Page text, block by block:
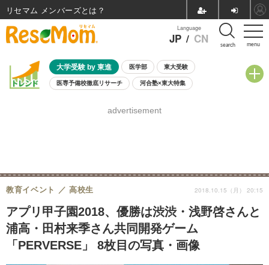
menu
Language
JP / CN search
大学受験 by 東進 医学部 東大受験
医専予備校徹底リサーチ 河合塾×東大特集
8月開催学校説明会・相談会
advertisement
アプリ甲子園2018、優勝は渋渋・浅野啓さんと
浦高・田村来季さん共同開発ゲーム
「PERVERSE」 8枚目の写真・画像
教育イベント 高校生 2018.10.15（月） 20:15
リセマム メンバーズ